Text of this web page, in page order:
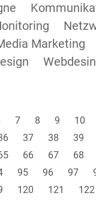
Marketing
Webdesin
7 8 9 10
37 38 39
66 67 68
95 96 97
120 121 122